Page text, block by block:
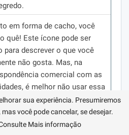
em forma de cacho, você
quê! Este ícone pode ser
para descrever o que você
não gosta. Mas, na
comercial com as
é melhor não usar essa
emoticon para expressar
e descontentamento
sua experiência. Presumiremos
você pode cancelar, se desejar.
Mais informação